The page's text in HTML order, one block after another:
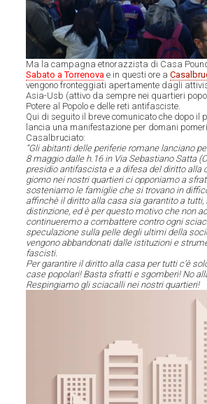
Ma la campagna etnorazzista di Casa
Sabato a Torrenova e in questi ore a
vengono fronteggiati apertamente dagli
Asia-Usb (attivo da sempre nei quartieri
Potere al Popolo e delle reti antifasciste.
Qui di seguito il breve comunicato che dopo il
lancia una manifestazione per domani
Casalbruciato:
“Gli abitanti delle periferie romane lanciano
8 maggio dalle h.16 in Via Sebastiano Satta
presidio antifascista e a difesa del diritto alla
giorno nei nostri quartieri ci opponiamo a
sosteniamo le famiglie che si trovano in
affinchè il diritto alla casa sia garantito a tutti,
distinzione, ed è per questo motivo che non
continueremo a combattere contro ogni
speculazione sulla pelle degli ultimi della
vengono abbandonati dalle istituzioni e
fascisti.
Per garantire il diritto alla casa per tutti c’è
case popolari! Basta sfratti e sgomberi! No
Respingiamo gli sciacalli nei nostri quartieri!